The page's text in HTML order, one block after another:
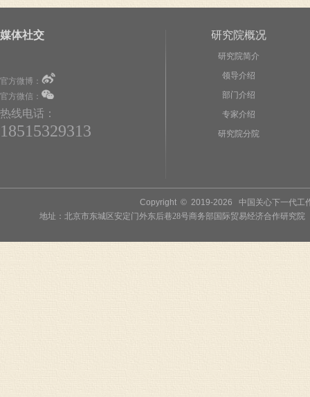
媒体社交
官方微博：
官方微信：
热线电话：
18515329313
研究院概况
研究院简介
领导介绍
部门介绍
专家介绍
研究院分院
Copyright © 2019-2026
中国关心下一代工
地址：北京市东城区安定门外东后巷28号商务部国际贸易经济合作研究